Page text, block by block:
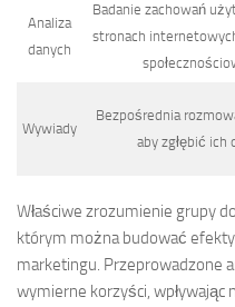
Analiza
danych
Badanie zachowań
stronach
Wywiady
Bezpośrednia
aby zgłębić ich
Właściwe zrozumienie grupy
którym można budować
marketingu. Przeprowadzone
wymierne korzyści, wpływając